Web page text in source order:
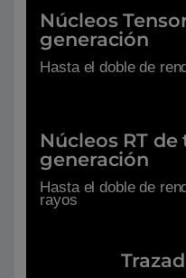
Núcleos
generación
Hasta el doble de
Núcleos RT de
generación
Hasta el doble de
rayos